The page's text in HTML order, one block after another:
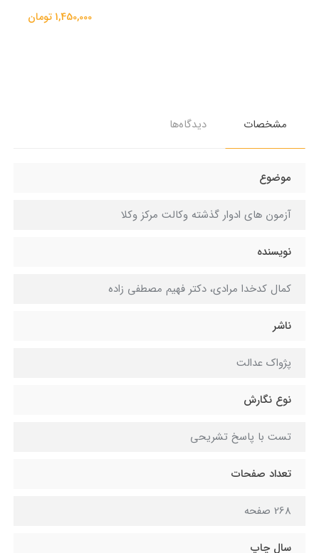
1,450,000 تومان
مشخصات دیدگاه‌ها
موضوع
آزمون های ادوار گذشته وکالت مرکز وکلا
نویسنده
کمال کدخدا مرادی، دکتر فهیم مصطفی زاده
ناشر
پژواک عدالت
نوع نگارش
تست با پاسخ تشریحی
تعداد صفحات
268 صفحه
سال چاپ